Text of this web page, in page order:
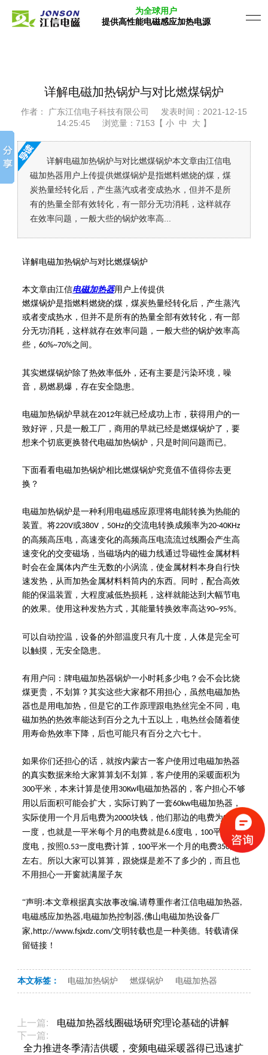
为全球用户
提供高性能电磁感应加热电源
详解电磁加热锅炉与对比燃煤锅炉
作者： 广东江信电子科技有限公司
发表时间：2021-12-15
14:25:45
浏览量：7153【 小 中 大 】
详解电磁加热锅炉与对比燃煤锅炉本文章由江信电
磁加热器用户上传提供燃煤锅炉是指燃料燃烧的煤，煤
炭热量经转化后，产生蒸汽或者变成热水，但并不是所
有的热量全部有效转化，有一部分无功消耗，这样就存
在效率问题，一般大些的锅炉效率高...
详解电磁加热锅炉与对比燃煤锅炉
本文章由江信电磁加热器用户上传提供
燃煤锅炉是指燃料燃烧的煤，煤炭热量经转化后，产生蒸汽
或者变成热水，但并不是所有的热量全部有效转化，有一部
分无功消耗，这样就存在效率问题，一般大些的锅炉效率高
些，60%~70%之间。
其实燃煤锅炉除了热效率低外，还有主要是污染环境，噪
音，易燃易爆，存在安全隐患。
电磁加热锅炉早就在2012年就已经成功上市，获得用户的一
致好评，只是一般工厂，商用的早就已经是燃煤锅炉了，要
想来个切底更换替代电磁加热锅炉，只是时间问题而已。
下面看看电磁加热锅炉相比燃煤锅炉究竟值不值得你去更
换？
电磁加热锅炉是一种利用电磁感应原理将电能转换为热能的
装置。将220V或380V ， 50Hz的交流电转换成频率为20-40KHz
的高频高压电，高速变化的高频高压电流流过线圈会产生高
速变化的交变磁场，当磁场内的磁力线通过导磁性金属材料
时会在金属体内产生无数的小涡流，使金属材料本身自行快
速发热，从而加热金属材料料筒内的东西。同时，配合高效
能的保温装置，大程度减低热损耗，这样就能达到大幅节电
的效果。使用这种发热方式，其能量转换效率高达90~95%。
可以自动控温，设备的外部温度只有几十度，人体是完全可
以触摸，无安全隐患。
有用户问：牌电磁加热器锅炉一小时耗多少电？会不会比烧
煤更贵，不划算？其实这些大家都不用担心，虽然电磁加热
器也是用电加热，但是它的工作原理跟电热丝完全不同，电
磁加热的热效率能达到百分之九十五以上，电热丝会随着使
用寿命热效率下降，后也可能只有百分之六七十。
如果你们还担心的话，就按内蒙古一客户使用过电磁加热器
的真实数据来给大家算算划不划算，客户使用的采暖面积为
300平米，本来计算是使用 30Kw电磁加热器的，客户担心不够
用以后面积可能会扩大，实际订购了一套60kw电磁加热器，
实际使用一个月后电费为2000块钱，他们那边的电费为0.53
一度，也就是一平米每个月的电费就是6.6度电， 100平米
660
度电，按照0.53一度电费计算， 100平米一个月的电费350元
左右。所以大家可以算算，跟烧煤是差不了多少的，而且也
不用担心一开窗就满屋子灰
“声明 :本文章根据真实故事改编,请尊重作者江信电磁加热器,
电磁感应加热器,电磁加热控制器,佛山电磁加热设备厂
家,http://www.fsjxdz.com/文明转载也是一种美德。转载请保
留链接！
本文标签： 电磁加热锅炉 燃煤锅炉 电磁加热器
上一篇:
电磁加热器线圈磁场研究理论基础的讲解
下一篇:
全力推进冬季清洁供暖，变频电磁采暖器得已迅速扩